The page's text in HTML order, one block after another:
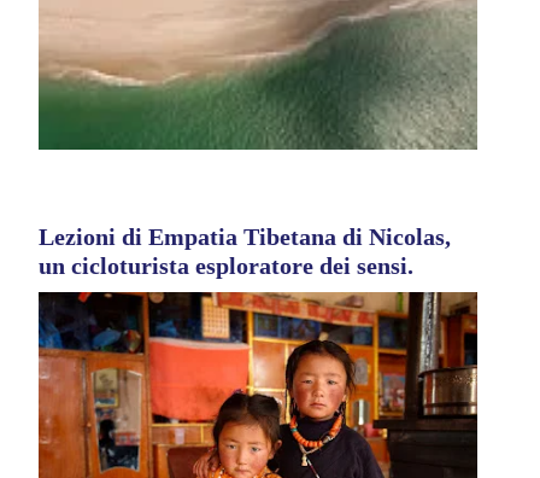
Lezioni di Empatia Tibetana di Nicolas,
un cicloturista esploratore dei sensi.